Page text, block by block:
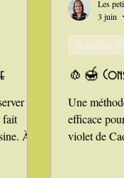
l’ail
fait
À
🧄🍯
Une
efficace
violet de
Remèdes
Les
3 juin